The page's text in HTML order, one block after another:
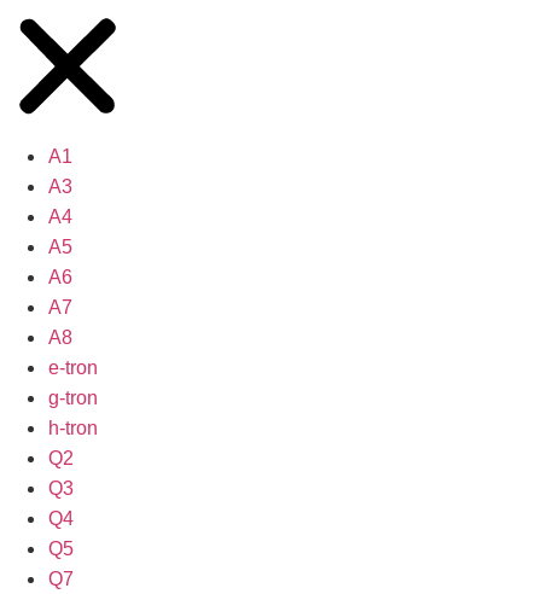
A1
A3
A4
A5
A6
A7
A8
e-tron
g-tron
h-tron
Q2
Q3
Q4
Q5
Q7